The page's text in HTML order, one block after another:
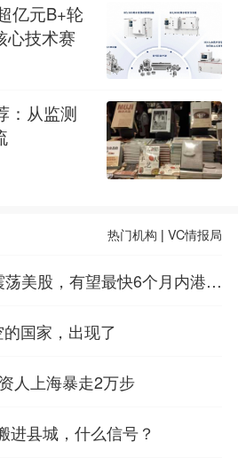
亿元B+轮
心技术赛
：从监测
热门机构 |VC情报局
美股，有望最快6个月内港股
国家，出现了
人上海暴走2万步
进县城，什么信号？